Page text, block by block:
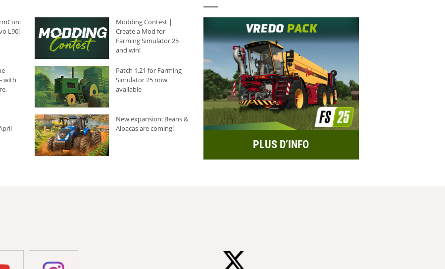
L90!
Modding Contest |
Create a Mod for
Farming Simulator 25
and win!
with
Patch 1.21 for Farming
Simulator 25 now
available
New expansion: Beans &
Alpacas are coming!
PLUS D’INFO